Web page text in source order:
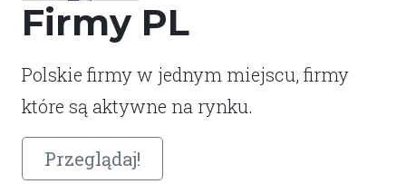
Firmy PL
Polskie firmy w jednym miejscu, firmy
które są aktywne na rynku.
Przeglądaj!